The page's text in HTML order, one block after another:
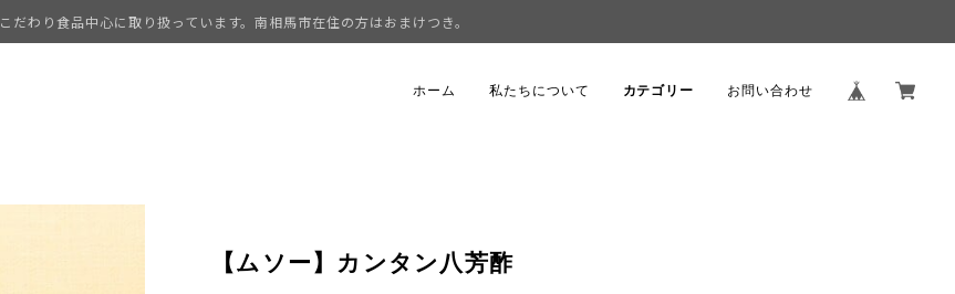
こだわり食品中心に取り扱っています。南相馬市在住の方はおまけつき。
ホーム 私たちについて カテゴリー お問い合わせ
【ムソー】カンタン八芳酢